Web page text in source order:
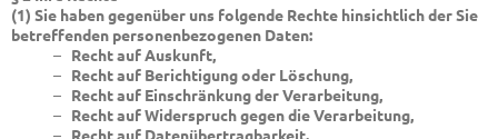
(1) Sie haben gegenüber uns folgende Rechte hinsichtlich der Sie
betreffenden personenbezogenen Daten:
– Recht auf Auskunft,
– Recht auf Berichtigung oder Löschung,
– Recht auf Einschränkung der Verarbeitung,
– Recht auf Widerspruch gegen die Verarbeitung,
– Recht auf Datenübertragbarkeit.